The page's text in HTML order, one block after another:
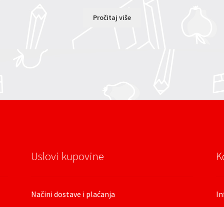
Pročitaj više
Uslovi kupovine
Načini dostave i plaćanja